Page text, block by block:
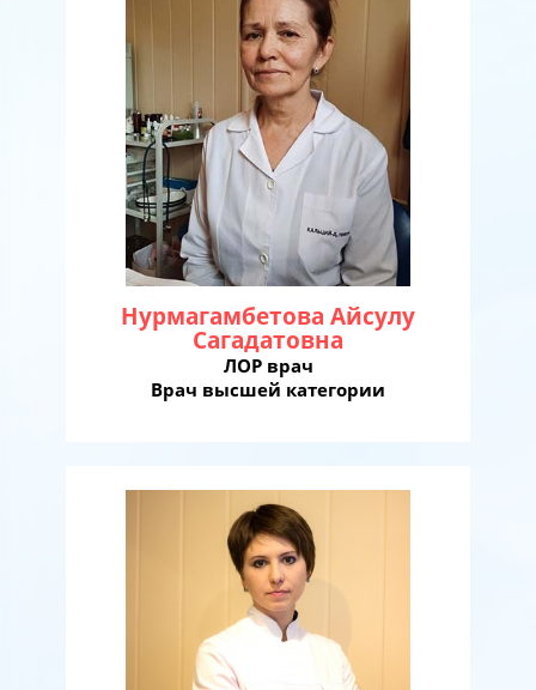
Нурмагамбетова Айсулу
Сагадатовна
ЛОР врач
Врач высшей категории